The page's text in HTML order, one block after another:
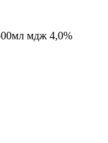
мдж 4,0%